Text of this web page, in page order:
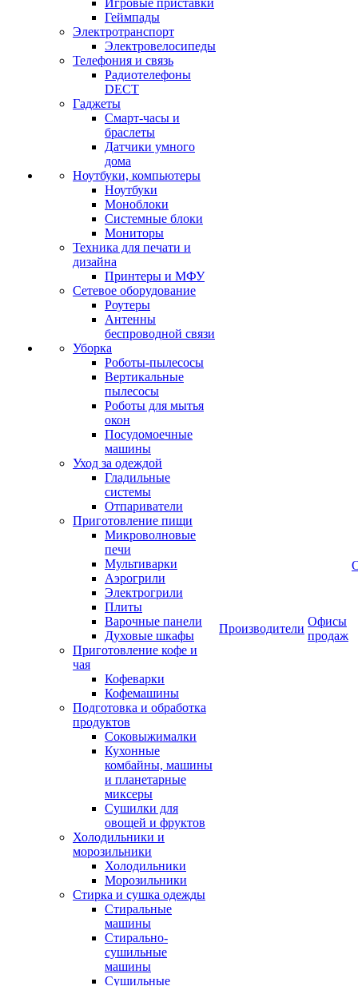
Игровые приставки
Геймпады
Электротранспорт
Электровелосипеды
Телефония и связь
Радиотелефоны
DECT
Гаджеты
Смарт-часы и
браслеты
Датчики умного
дома
Ноутбуки, компьютеры
Ноутбуки
Моноблоки
Системные блоки
Мониторы
Техника для печати и
дизайна
Принтеры и МФУ
Сетевое оборудование
Роутеры
Антенны
беспроводной связи
Уборка
Роботы-пылесосы
Вертикальные
пылесосы
Роботы для мытья
окон
Посудомоечные
машины
Уход за одеждой
Гладильные
системы
Отпариватели
Приготовление пищи
Микроволновые
печи
Мультиварки
Аэрогрили
Электрогрили
Плиты
Варочные панели
Духовые шкафы
Приготовление кофе и
чая
Кофеварки
Кофемашины
Подготовка и обработка
продуктов
Соковыжималки
Кухонные
комбайны, машины
и планетарные
миксеры
Сушилки для
овощей и фруктов
Холодильники и
морозильники
Холодильники
Морозильники
Стирка и сушка одежды
Стиральные
машины
Стирально-
сушильные
машины
Сушильные
Производители
Офисы
продаж